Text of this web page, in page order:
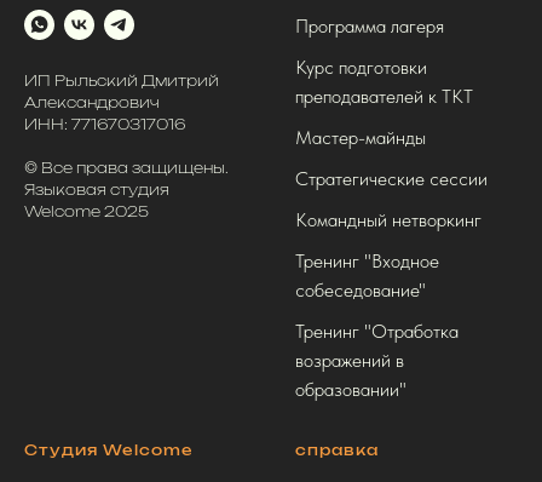
ИП Рыльский Дмитрий
Александрович
ИНН: 771670317016
© Все права защищены.
Языковая студия
Welcome 2025
Программа лагеря
Курс подготовки
преподавателей к ТКТ
Мастер-майнды
Стратегические сессии
Командный нетворкинг
Тренинг "Входное
собеседование"
Тренинг "Отработка
возражений в
образовании"
Студия Welcome справка